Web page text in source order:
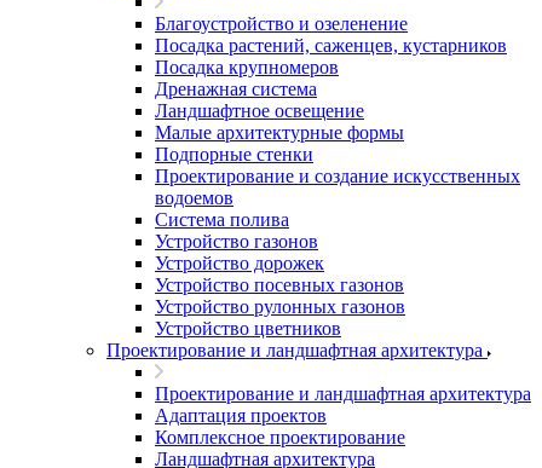
Благоустройство и озеленение
Посадка растений, саженцев, кустарников
Посадка крупномеров
Дренажная система
Ландшафтное освещение
Малые архитектурные формы
Подпорные стенки
Проектирование и создание искусственных
водоемов
Система полива
Устройство газонов
Устройство дорожек
Устройство посевных газонов
Устройство рулонных газонов
Устройство цветников
Проектирование и ландшафтная архитектура
Проектирование и ландшафтная архитектура
Адаптация проектов
Комплексное проектирование
Ландшафтная архитектура